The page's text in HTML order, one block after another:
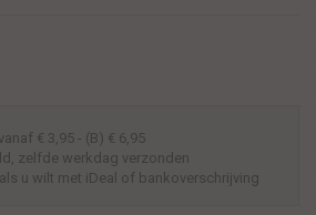
€ 3,95 - (B) € 6,95
zelfde werkdag verzonden
u wilt met iDeal of bankoverschrijving